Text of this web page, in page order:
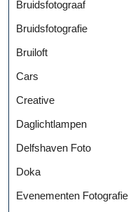
Bruidsfotograaf
Bruidsfotografie
Bruiloft
Cars
Creative
Daglichtlampen
Delfshaven Foto
Doka
Evenementen Fotografie